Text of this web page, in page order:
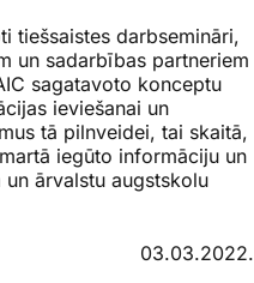
tiešsaistes darbsemināri,
un sadarbības partneriem
sagatavoto konceptu
ieviešanai un
tā pilnveidei, tai skaitā,
iegūto informāciju un
ārvalstu augstskolu
03.03.2022.